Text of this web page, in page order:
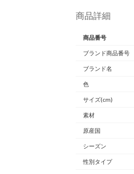
商品詳細
商品番号
ブランド商品番号
ブランド名
色
サイズ(cm)
素材
原産国
シーズン
性別タイプ